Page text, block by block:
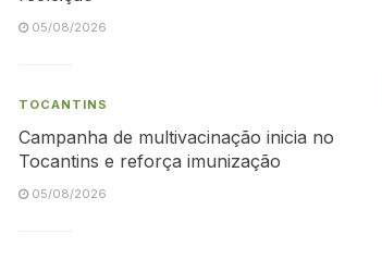
05/08/2026
TOCANTINS
Campanha de multivacinação inicia no
Tocantins e reforça imunização
05/08/2026